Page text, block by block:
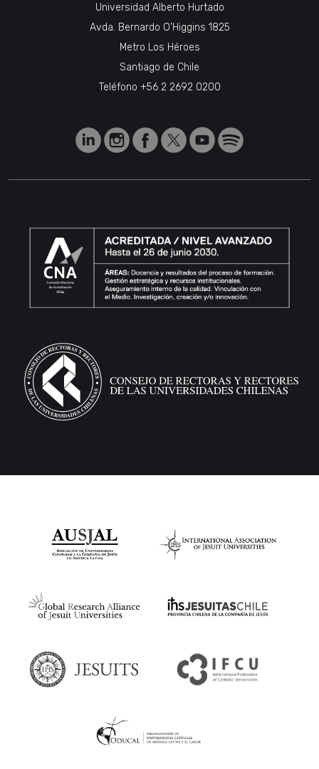
Universidad Alberto Hurtado
Avda. Bernardo O’Higgins 1825
Metro Los Héroes
Santiago de Chile
Teléfono +56 2 2692 0200